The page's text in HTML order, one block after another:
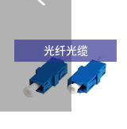
光纤光缆